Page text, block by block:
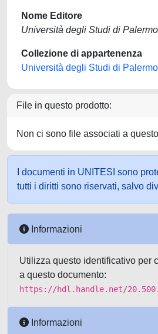
Nome Editore
Università degli Studi di Palermo
Collezione di appartenenza
Università degli Studi di Palermo
File in questo prodotto:
Non ci sono file associati a
I documenti in UNITESI sono
tutti i diritti sono riservati, salvo
Informazioni
Utilizza questo identificativo per
a questo documento:
https://hdl.handle.net/
Informazioni